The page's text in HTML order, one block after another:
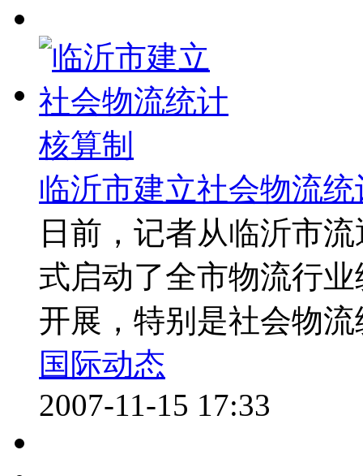
临沂市建立社会物流
日前，记者从临沂市
式启动了全市物流行
开展，特别是社会物
国际动态
2007-11-15 17:33